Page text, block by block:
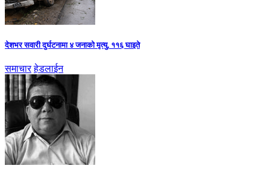
देशभर सवारी दुर्घटनामा ४ जनाको मृत्यु, ११६ घाइते
समाचार हेडलाईन